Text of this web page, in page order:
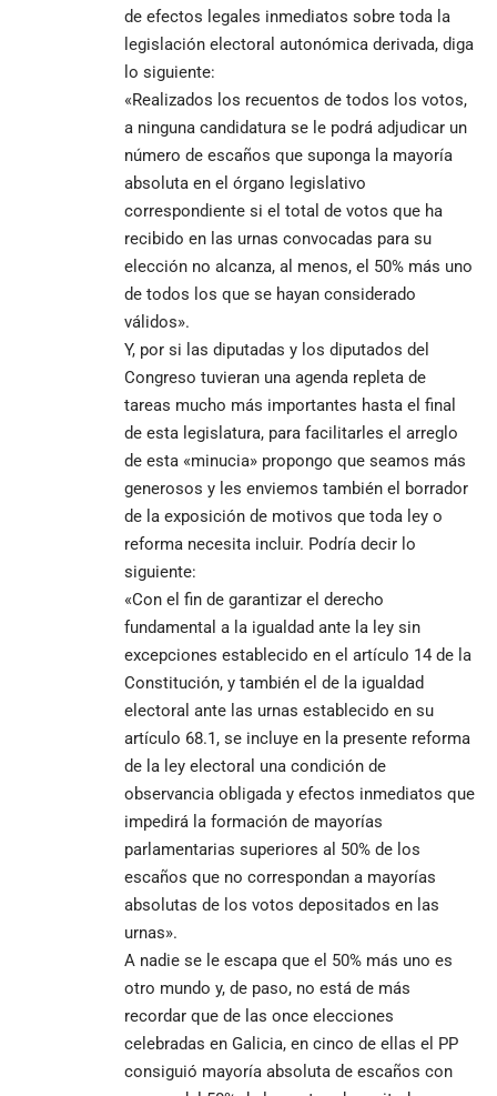
de efectos legales inmediatos sobre toda la
legislación electoral autonómica derivada, diga
lo siguiente:
«Realizados los recuentos de todos los votos,
a ninguna candidatura se le podrá adjudicar un
número de escaños que suponga la mayoría
absoluta en el órgano legislativo
correspondiente si el total de votos que ha
recibido en las urnas convocadas para su
elección no alcanza, al menos, el 50% más uno
de todos los que se hayan considerado
válidos».
Y, por si las diputadas y los diputados del
Congreso tuvieran una agenda repleta de
tareas mucho más importantes hasta el final
de esta legislatura, para facilitarles el arreglo
de esta «minucia» propongo que seamos más
generosos y les enviemos también el borrador
de la exposición de motivos que toda ley o
reforma necesita incluir. Podría decir lo
siguiente:
«Con el fin de garantizar el derecho
fundamental a la igualdad ante la ley sin
excepciones establecido en el artículo 14 de la
Constitución, y también el de la igualdad
electoral ante las urnas establecido en su
artículo 68.1, se incluye en la presente reforma
de la ley electoral una condición de
observancia obligada y efectos inmediatos que
impedirá la formación de mayorías
parlamentarias superiores al 50% de los
escaños que no correspondan a mayorías
absolutas de los votos depositados en las
urnas».
A nadie se le escapa que el 50% más uno es
otro mundo y, de paso, no está de más
recordar que de las once elecciones
celebradas en Galicia, en cinco de ellas el PP
consiguió mayoría absoluta de escaños con